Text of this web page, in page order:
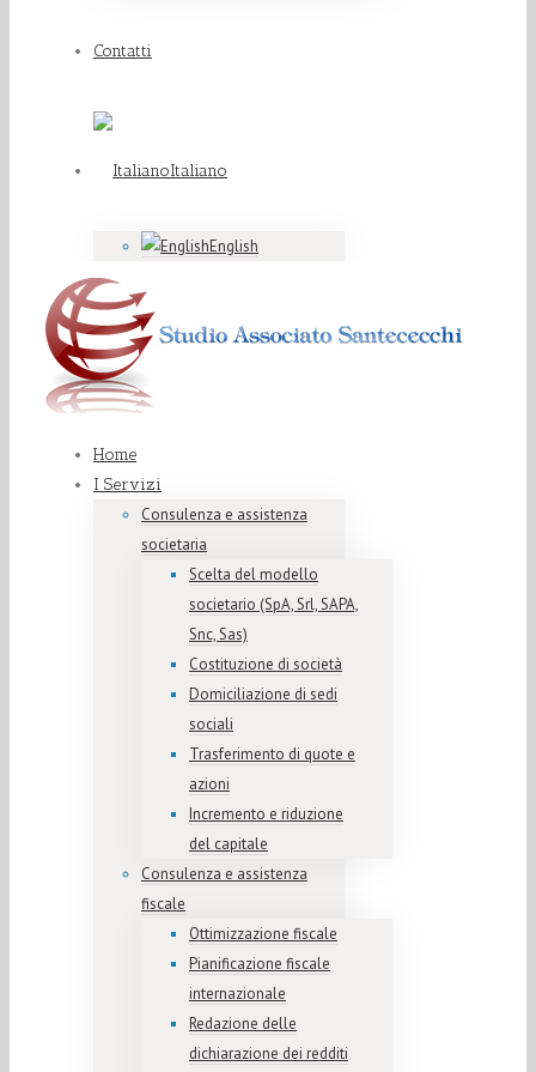
Contatti
Italiano
English
Home
I Servizi
Consulenza e assistenza
societaria
Scelta del modello
societario (SpA, Srl, SAPA,
Snc, Sas)
Costituzione di società
Domiciliazione di sedi
sociali
Trasferimento di quote e
azioni
Incremento e riduzione
del capitale
Consulenza e assistenza
fiscale
Ottimizzazione fiscale
Pianificazione fiscale
internazionale
Redazione delle
dichiarazione dei redditi